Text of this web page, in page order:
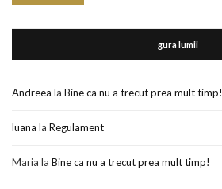
gura lumii
Andreea la Bine ca nu a trecut prea mult timp!
luana la Regulament
Maria la Bine ca nu a trecut prea mult timp!